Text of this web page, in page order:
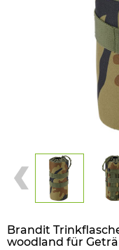
Brandit
woodland für